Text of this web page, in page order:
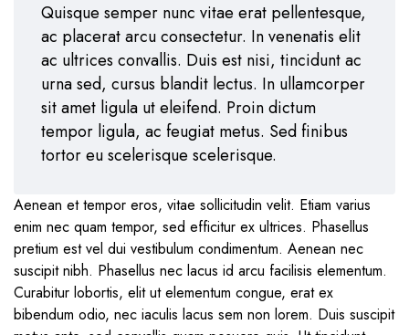
Quisque semper nunc vitae erat pellentesque,
ac placerat arcu consectetur. In venenatis elit
ac ultrices convallis. Duis est nisi, tincidunt ac
urna sed, cursus blandit lectus. In ullamcorper
sit amet ligula ut eleifend. Proin dictum
tempor ligula, ac feugiat metus. Sed finibus
tortor eu scelerisque scelerisque.
Aenean et tempor eros, vitae sollicitudin velit. Etiam varius
enim nec quam tempor, sed efficitur ex ultrices. Phasellus
pretium est vel dui vestibulum condimentum. Aenean nec
suscipit nibh. Phasellus nec lacus id arcu facilisis elementum.
Curabitur lobortis, elit ut elementum congue, erat ex
bibendum odio, nec iaculis lacus sem non lorem. Duis suscipit